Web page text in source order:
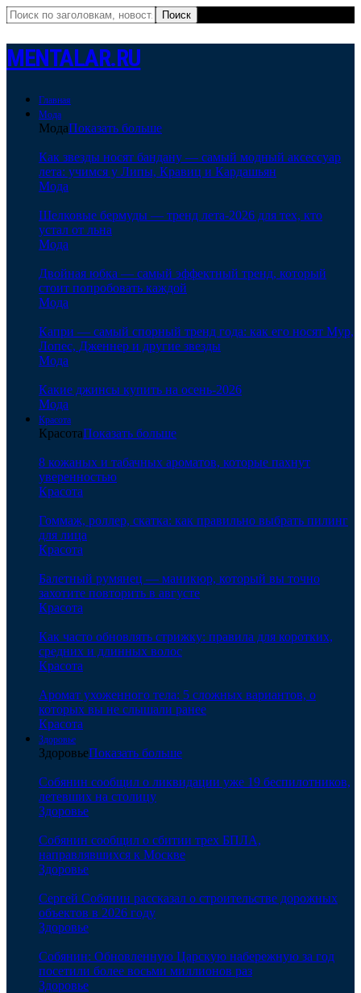
MENTALAR.RU
Главная
Мода
МодаПоказать больше
Как звезды носят бандану — самый модный аксессуар
лета: учимся у Липы, Кравиц и Кардашьян
Мода
Шелковые бермуды — тренд лета-2026 для тех, кто
устал от льна
Мода
Двойная юбка — самый эффектный тренд, который
стоит попробовать каждой
Мода
Капри — самый спорный тренд года: как его носят Мур,
Лопес, Дженнер и другие звезды
Мода
Какие джинсы купить на осень-2026
Мода
Красота
КрасотаПоказать больше
8 кожаных и табачных ароматов, которые пахнут
уверенностью
Красота
Гоммаж, роллер, скатка: как правильно выбрать пилинг
для лица
Красота
Балетный румянец — маникюр, который вы точно
захотите повторить в августе
Красота
Как часто обновлять стрижку: правила для коротких,
средних и длинных волос
Красота
Аромат ухоженного тела: 5 сложных вариантов, о
которых вы не слышали ранее
Красота
Здоровье
ЗдоровьеПоказать больше
Собянин сообщил о ликвидации уже 19 беспилотников,
летевших на столицу
Здоровье
Собянин сообщил о сбитии трех БПЛА,
направлявшихся к Москве
Здоровье
Сергей Собянин рассказал о строительстве дорожных
объектов в 2026 году
Здоровье
Собянин: Обновленную Царскую набережную за год
посетили более восьми миллионов раз
Здоровье